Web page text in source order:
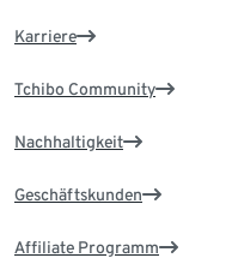
Karriere
Tchibo Community
Nachhaltigkeit
Geschäftskunden
Affiliate Programm